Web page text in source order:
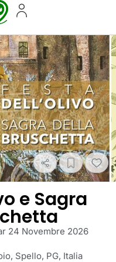
e Sagra
24 Novembre 2026
Spello, PG, Italia